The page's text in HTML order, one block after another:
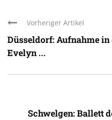
Vorheriger Artikel
Düsseldorf: Aufnahme
Evelyn ...
Schwelgen: Ballett